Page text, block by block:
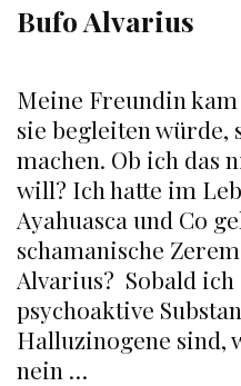
aktiviere
Bufo Alvarius
Meine Freundin
sie begleiten würde,
machen. Ob ich das
will? Ich hatte im
Ayahuasca und Co
schamanische
Alvarius? Sobald ich
psychoaktive
Halluzinogene sind,
nein …